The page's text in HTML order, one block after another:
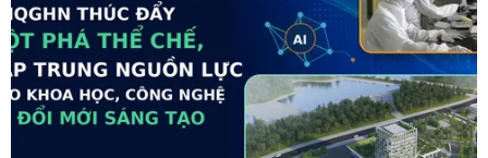
Du lịch Thủ đô “lên dây cót” cho kỳ nghỉ
đặc biệt mừng 80 năm Quốc khánh 2/9
03/06/2025 07:26
Hà Nội đã kín phòng lưu trú từ 70%-100% trên địa bàn
quận Hoàn Kiếm và Ba Đình - quanh khu vực sẽ diễn ra